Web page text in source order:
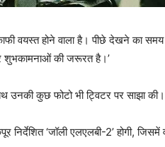
वयस्त होने वाला है। पीछे देखने का
की जरूरत है।’
उनकी कुछ फोटो भी ट्विटर पर साझा की।
निर्देशित ‘जॉली एलएलबी-2’ होगी,